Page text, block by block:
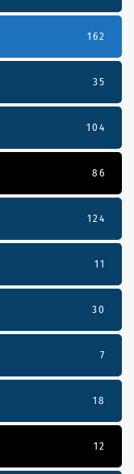
162
35
104
86
124
11
30
7
18
12